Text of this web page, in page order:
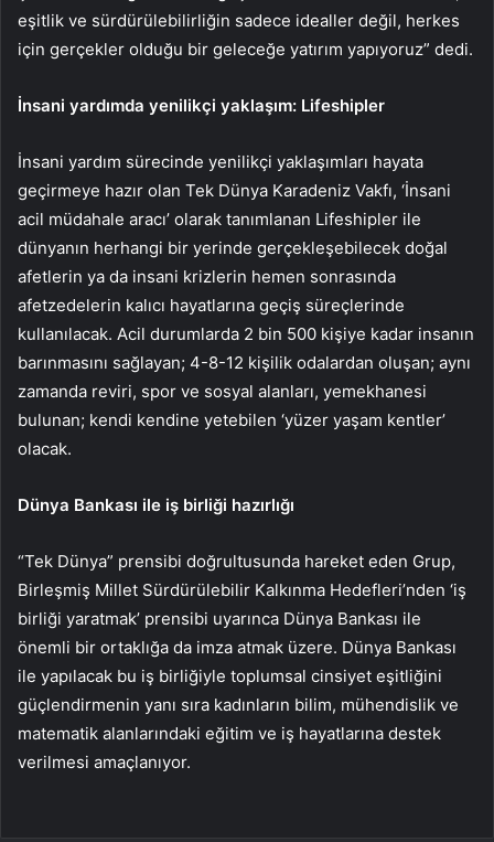
eşitlik ve sürdürülebilirliğin sadece idealler değil, herkes
için gerçekler olduğu bir geleceğe yatırım yapıyoruz” dedi.
İnsani yardımda yenilikçi yaklaşım: Lifeshipler
İnsani yardım sürecinde yenilikçi yaklaşımları hayata
geçirmeye hazır olan Tek Dünya Karadeniz Vakfı, ‘İnsani
acil müdahale aracı’ olarak tanımlanan Lifeshipler ile
dünyanın herhangi bir yerinde gerçekleşebilecek doğal
afetlerin ya da insani krizlerin hemen sonrasında
afetzedelerin kalıcı hayatlarına geçiş süreçlerinde
kullanılacak. Acil durumlarda 2 bin 500 kişiye kadar insanın
barınmasını sağlayan; 4-8-12 kişilik odalardan oluşan; aynı
zamanda reviri, spor ve sosyal alanları, yemekhanesi
bulunan; kendi kendine yetebilen ‘yüzer yaşam kentler’
olacak.
Dünya Bankası ile iş birliği hazırlığı
“Tek Dünya” prensibi doğrultusunda hareket eden Grup,
Birleşmiş Millet Sürdürülebilir Kalkınma Hedefleri’nden ‘iş
birliği yaratmak’ prensibi uyarınca Dünya Bankası ile
önemli bir ortaklığa da imza atmak üzere. Dünya Bankası
ile yapılacak bu iş birliğiyle toplumsal cinsiyet eşitliğini
güçlendirmenin yanı sıra kadınların bilim, mühendislik ve
matematik alanlarındaki eğitim ve iş hayatlarına destek
verilmesi amaçlanıyor.